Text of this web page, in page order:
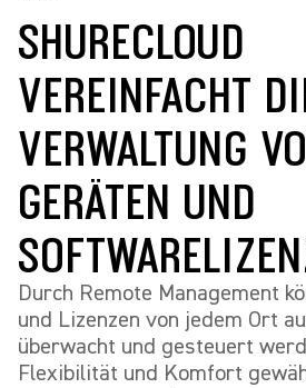
SHURECLOUD
VEREINFACHT
VERWALTUNG
GERÄTEN UND
Durch Remote Management
und Lizenzen von jedem Ort
überwacht und gesteuert
Flexibilität und Komfort